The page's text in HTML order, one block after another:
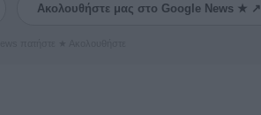
Ακολουθήστε μας στο Google News ★ ↗